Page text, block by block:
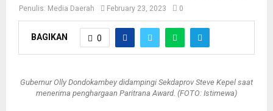
Penulis: Media Daerah February 23, 2023 0
BAGIKAN 0
Gubernur Olly Dondokambey didampingi Sekdaprov Steve Kepel saat
menerima penghargaan Paritrana Award. (FOTO: Istimewa)